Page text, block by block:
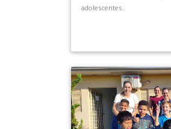
adolescentes.